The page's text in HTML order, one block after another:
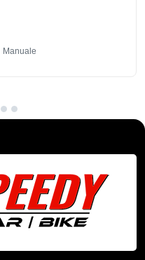
Manuale